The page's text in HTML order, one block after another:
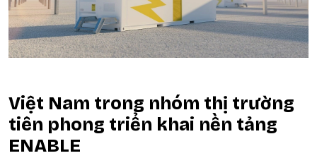
Việt Nam trong nhóm thị trường
tiên phong triển khai nền tảng
ENABLE